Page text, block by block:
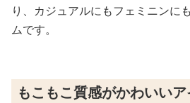
り、カジュアルにもフェミニンに
ムです。
もこもこ質感がかわいい